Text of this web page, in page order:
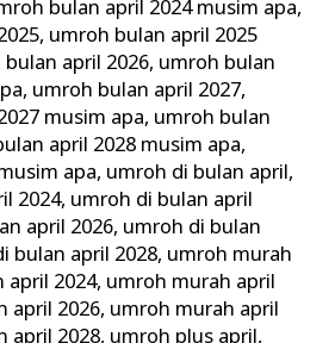
bulan april 2024 musim apa,
, umroh bulan april 2025
april 2026, umroh bulan
, umroh bulan april 2027,
musim apa, umroh bulan
april 2028 musim apa,
apa, umroh di bulan april,
2024, umroh di bulan april
april 2026, umroh di bulan
bulan april 2028, umroh murah
april 2024, umroh murah april
april 2026, umroh murah april